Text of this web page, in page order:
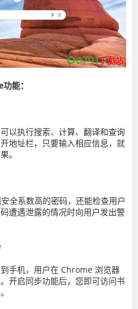
能：
以执行搜索、计算、翻译和查询
地址栏，只要输入相应信息，就
。
全系数高的密码，还能检查用户
遭遇泄露的情况时向用户发出警
手机，用户在 Chrome 浏览器
开启同步功能后，您即可访问书